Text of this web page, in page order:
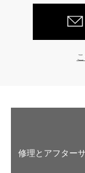
修理とアフター